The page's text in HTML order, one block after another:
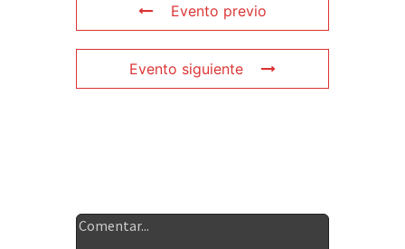
Evento previo
Evento siguiente